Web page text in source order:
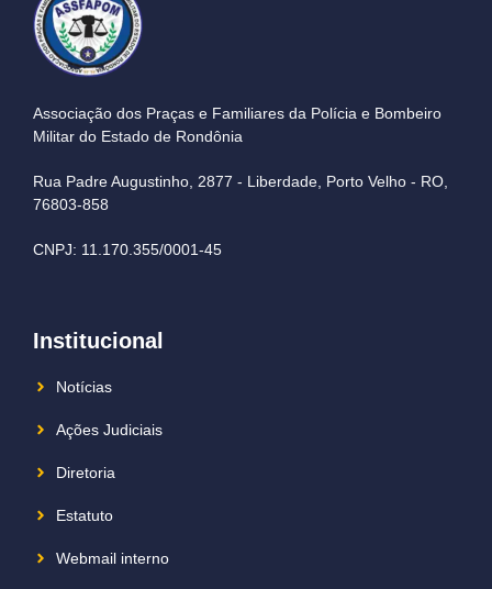
Associação dos Praças e Familiares da Polícia e Bombeiro
Militar do Estado de Rondônia
Rua Padre Augustinho, 2877 - Liberdade, Porto Velho - RO,
76803-858
CNPJ: 11.170.355/0001-45
Institucional
Notícias
Ações Judiciais
Diretoria
Estatuto
Webmail interno